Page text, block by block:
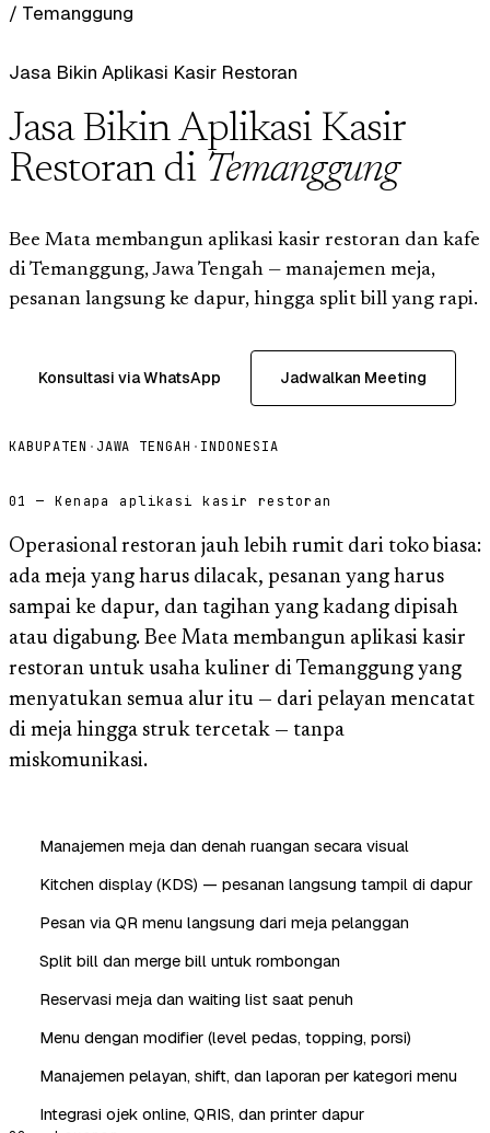
/ Temanggung
Jasa Bikin Aplikasi Kasir Restoran
Jasa Bikin Aplikasi Kasir
Restoran di Temanggung
Bee Mata membangun aplikasi kasir restoran dan kafe
di Temanggung, Jawa Tengah — manajemen meja,
pesanan langsung ke dapur, hingga split bill yang rapi.
Konsultasi via WhatsApp Jadwalkan Meeting
KABUPATEN · JAWA TENGAH · INDONESIA
01 — Kenapa aplikasi kasir restoran
Operasional restoran jauh lebih rumit dari toko biasa:
ada meja yang harus dilacak, pesanan yang harus
sampai ke dapur, dan tagihan yang kadang dipisah
atau digabung. Bee Mata membangun aplikasi kasir
restoran untuk usaha kuliner di Temanggung yang
menyatukan semua alur itu — dari pelayan mencatat
di meja hingga struk tercetak — tanpa
miskomunikasi.
Manajemen meja dan denah ruangan secara visual
Kitchen display (KDS) — pesanan langsung tampil di dapur
Pesan via QR menu langsung dari meja pelanggan
Split bill dan merge bill untuk rombongan
Reservasi meja dan waiting list saat penuh
Menu dengan modifier (level pedas, topping, porsi)
Manajemen pelayan, shift, dan laporan per kategori menu
Integrasi ojek online, QRIS, dan printer dapur